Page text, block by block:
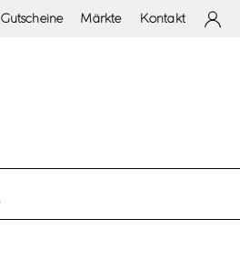
Gutscheine Märkte Kontakt